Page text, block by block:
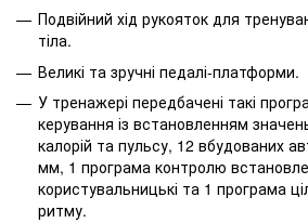
Подвійний хід рукояток для
тіла.
Великі та зручні педалі-платформи.
У тренажері передбачені такі
керування із встановленням
калорій та пульсу, 12 вбудованих
мм, 1 програма контролю
користувальницькі та 1 програма
ритму.